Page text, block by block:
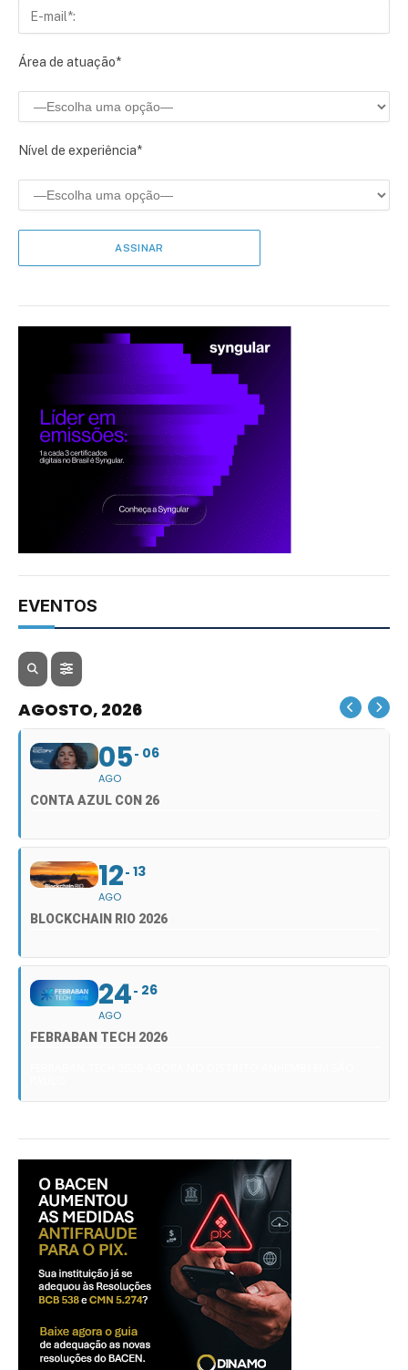
Área de atuação*
Nível de experiência*
EVENTOS
AGOSTO, 2026
05
AGO
06
CONTA AZUL CON 26
12
AGO
13
BLOCKCHAIN RIO 2026
24
AGO
26
FEBRABAN TECH 2026